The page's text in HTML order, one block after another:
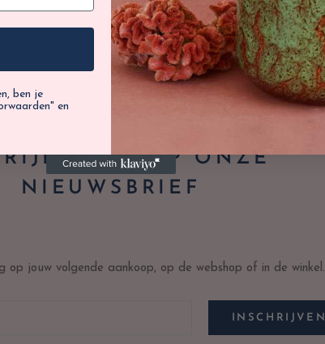
JE IN OP ONZE
NIEUWSBRIEF
op jouw volgende aankoop, op de webshop of in de winkel.
INSCHRIJVEN
ben je
en